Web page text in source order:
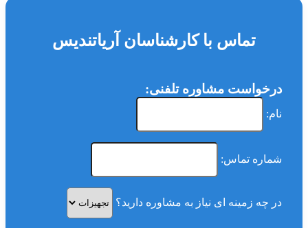
تماس با کارشناسان آریاتندیس
درخواست مشاوره تلفنی:
نام:
شماره تماس:
در چه زمینه ای نیاز به مشاوره دارید؟